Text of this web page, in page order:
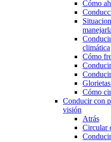
Cómo
climática
Cómo
Cómo
Conducir con
visión
Atrás
Circular